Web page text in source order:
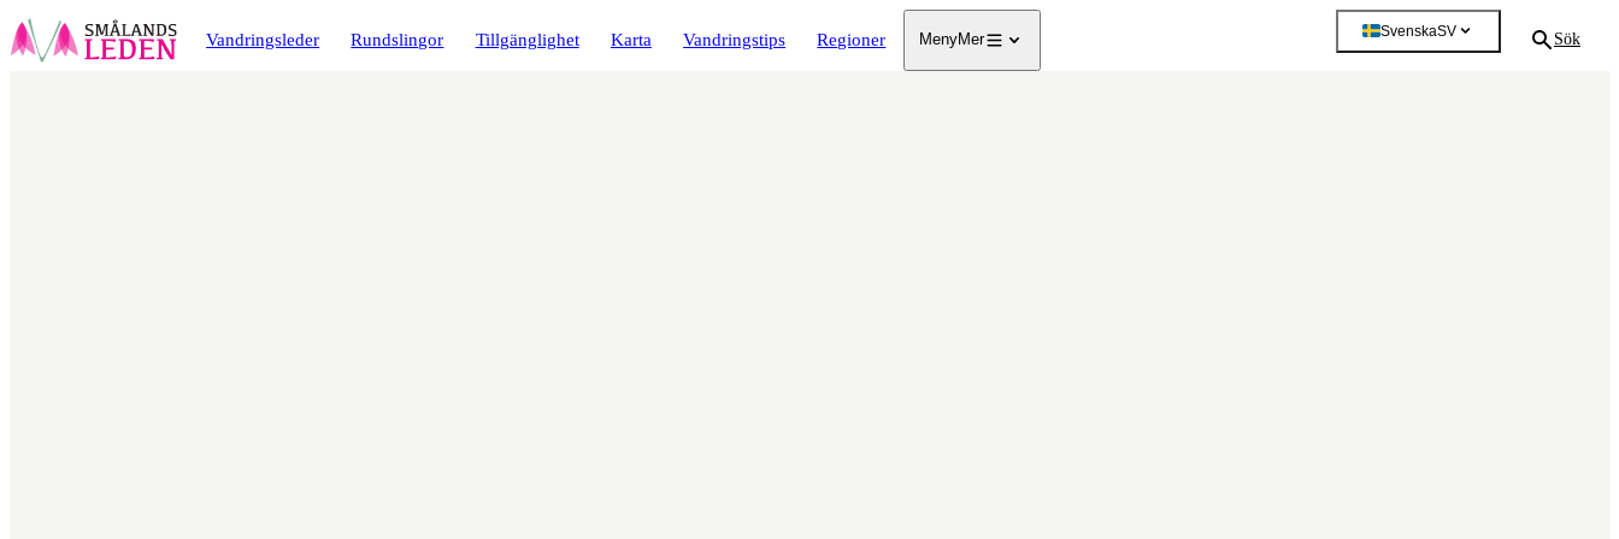
Vandringsleder Rundslingor Tillgänglighet Karta Vandringstips Regioner MenyMer
SvenskaSV Sök